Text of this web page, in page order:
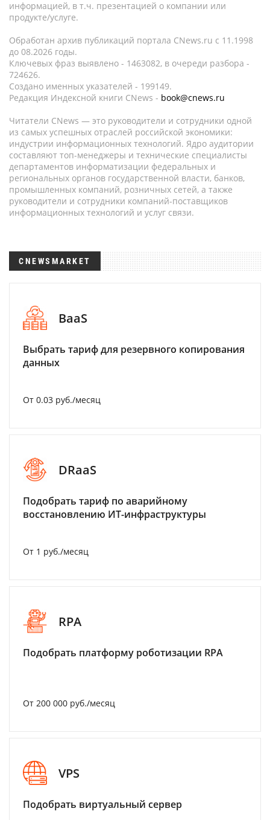
информацией, в т.ч. презентацией о компании или
продукте/услуге.
Обработан архив публикаций портала CNews.ru c 11.1998
до 08.2026 годы.
Ключевых фраз выявлено - 1463082, в очереди разбора -
724626.
Создано именных указателей - 199149.
Редакция Индексной книги CNews - book@cnews.ru
Читатели CNews — это руководители и сотрудники одной
из самых успешных отраслей российской экономики:
индустрии информационных технологий. Ядро аудитории
составляют топ-менеджеры и технические специалисты
департаментов информатизации федеральных и
региональных органов государственной власти, банков,
промышленных компаний, розничных сетей, а также
руководители и сотрудники компаний-поставщиков
информационных технологий и услуг связи.
CNEWSMARKET
BaaS
Выбрать тариф для резервного копирования
данных
От 0.03 руб./месяц
DRaaS
Подобрать тариф по аварийному
восстановлению ИТ-инфраструктуры
От 1 руб./месяц
RPA
Подобрать платформу роботизации RPA
От 200 000 руб./месяц
VPS
Подобрать виртуальный сервер